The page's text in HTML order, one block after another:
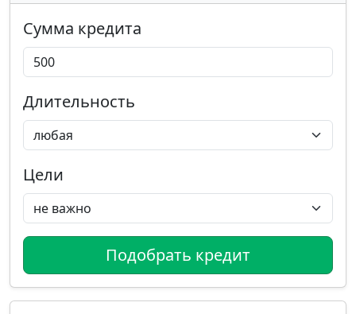
Сумма кредита
Длительность
Цели
Подобрать кредит